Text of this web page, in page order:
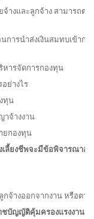
จ้างและลูกจ้าง สามารถต
ารนำส่งเงินสมทบเข้าก
หารจัดการกองทุน
ย่างไร
ทุน
าจ้างงาน
ยกองทุน
ลี้ยงชีพจะมีข้อพิจารณาอย่
จ้างออกจากงาน หรือตาย
ชบัญญัติคุ้มครองแรงงานส